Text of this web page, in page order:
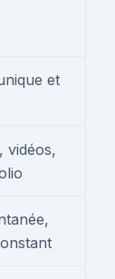
et
vidéos,